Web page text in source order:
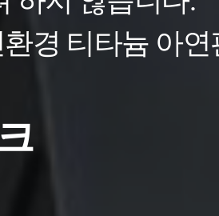
판 평활도의 완성